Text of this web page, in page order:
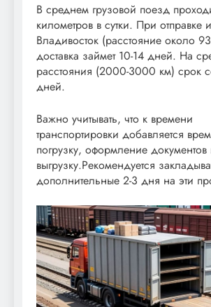
В среднем грузовой поезд
километров в сутки. При
Владивосток (расстояние около
доставка займет 10-14 дней. На
расстояния (2000-3000 км) срок
дней.
Важно учитывать, что к времени
транспортировки добавляется
погрузку, оформление документов
выгрузку.Рекомендуется
дополнительные 2-3 дня на эти